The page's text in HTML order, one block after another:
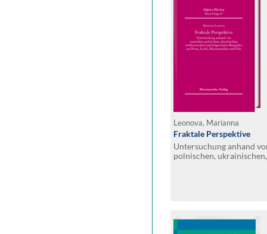
Leonova, Marianna
Fraktale Perspektive
Untersuchung anhand
polnischen,